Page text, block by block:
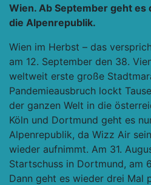
Wien. Ab September geht es
die Alpenrepublik.
Wien im Herbst – das
am 12. September den 38.
weltweit erste große
Pandemieausbruch lockt
der ganzen Welt in die
Köln und Dortmund geht es
Alpenrepublik, da Wizz Air
wieder aufnimmt. Am 31.
Startschuss in Dortmund, am
Dann geht es wieder drei Mal